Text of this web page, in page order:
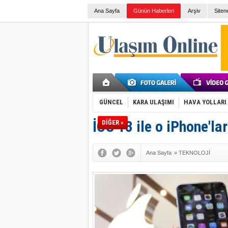
Ana Sayfa Günün Haberleri Arşiv
GÜNCEL KARA ULAŞIMI HAVA YOLLARI
DİĞER »
İOS 13 ile o
Ana Sayfa » TEKNOLOJİ